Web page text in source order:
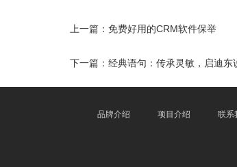
上一篇： 免费好用的CRM软件保举
下一篇： 经典语句：传承灵敏，启迪东
品牌介绍 项目介绍 联系